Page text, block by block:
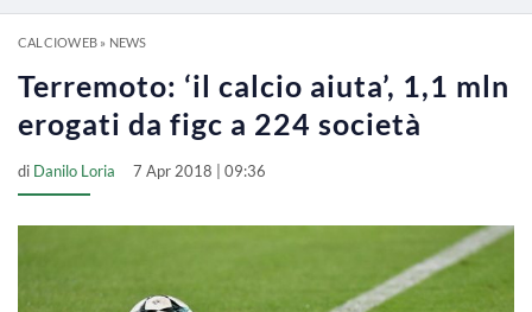
CALCIOWEB» NEWS
Terremoto: ‘il calcio aiuta’, 1,1 mln
erogati da figc a 224 società
di Danilo Loria 7 Apr 2018 | 09:36